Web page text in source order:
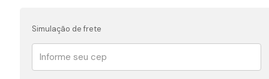
quantidade
Simulação de frete